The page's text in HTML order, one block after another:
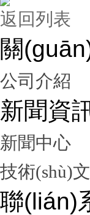
返回列表
關
公司介紹
新聞資
新聞中心
技術(shù)
聯(lián)